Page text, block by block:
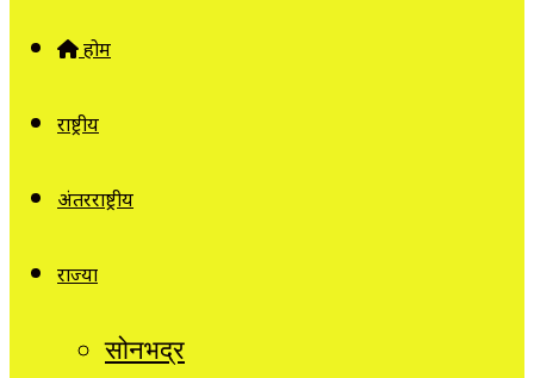
होम
राष्ट्रीय
अंतरराष्ट्रीय
राज्यों
सोनभद्र